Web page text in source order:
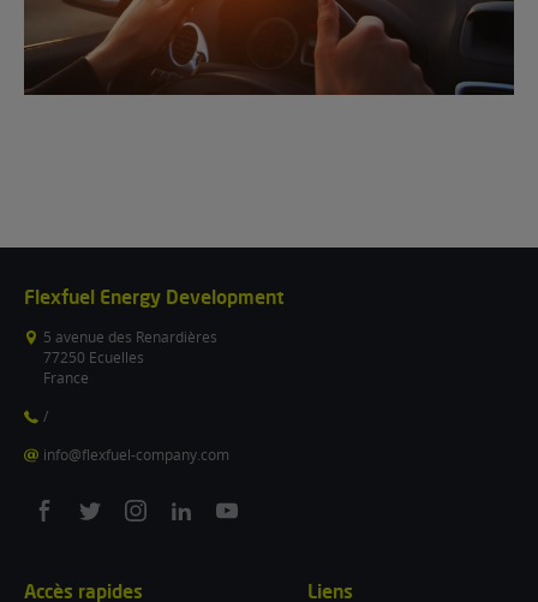
Flexfuel Energy Development
5 avenue des Renardières
77250 Ecuelles
France
/
info@flexfuel-company.com
On
On
On
On
On
Accès rapides Liens